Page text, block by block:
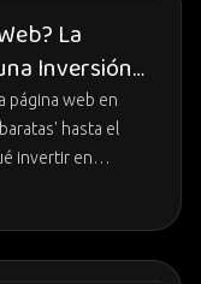
La
Inversión
página web en
hasta el
invertir en…